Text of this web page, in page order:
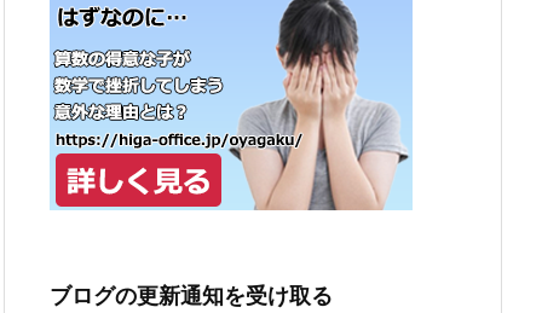
ブログの更新通知を受け取る